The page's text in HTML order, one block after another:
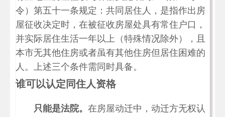
令）第五十一条规定：共同居住人，是指作出房
屋征收决定时，在被征收房屋处具有常住户口，
并实际居住生活一年以上（特殊情况除外），且
本市无其他住房或者虽有其他住房但居住困难的
人。上述三个条件需同时具备。
谁可以认定同住人资格
只能是法院。 在房屋动迁中，动迁方无权认